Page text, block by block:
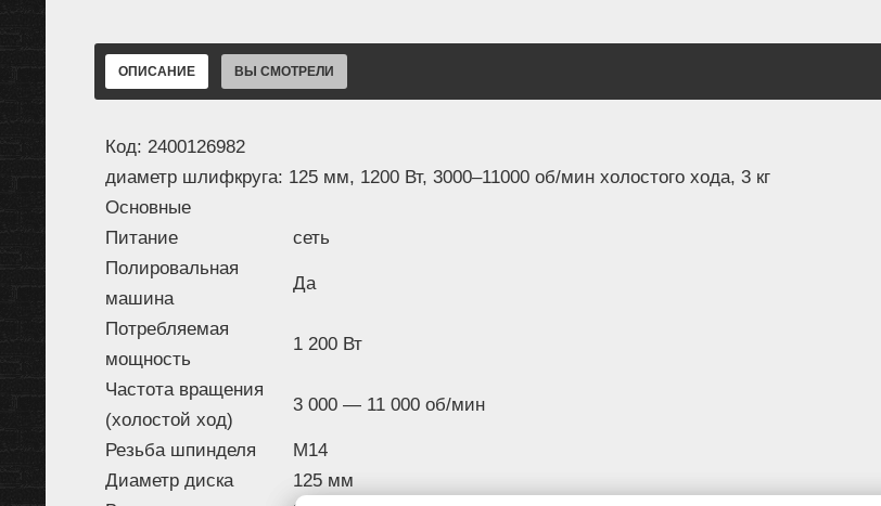
ОПИСАНИЕ ВЫ СМОТРЕЛИ
Код: 2400126982
диаметр шлифкруга: 125 мм, 1200 Вт, 3000–11000 об/мин холостого хода, 3 кг
Основные
Питание
сеть
Полировальная
машина
Да
Потребляемая
мощность
1 200 Вт
Частота вращения
(холостой ход)
3 000 — 11 000 об/мин
Резьба шпинделя
M14
Диаметр диска
125 мм